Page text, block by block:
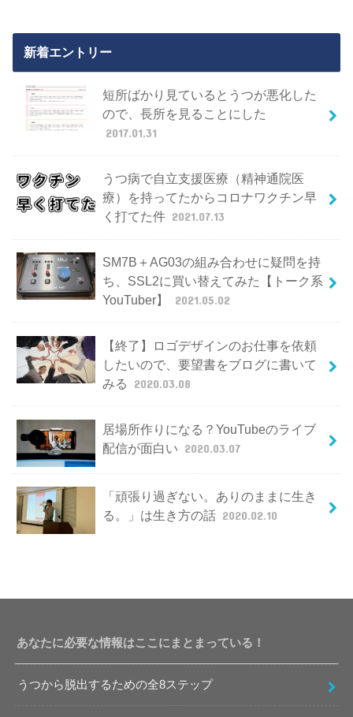
新着エントリー
短所ばかり見ているとうつが悪化した
ので、長所を見ることにした
2017.01.31
うつ病で自立支援医療（精神通院医
療）を持ってたからコロナワクチン早
く打てた件 2021.07.13
SM7B＋AG03の組み合わせに疑問を持
ち、SSL2に買い替えてみた【トーク系
YouTuber】
2021.05.02
【終了】ロゴデザインのお仕事を依頼
したいので、要望書をブログに書いて
みる
2020.03.08
居場所作りになる？YouTubeのライブ
配信が面白い 2020.03.07
「頑張り過ぎない。ありのままに生き
る。」は生き方の話 2020.02.10
あなたに必要な情報はここにまとまっている！
うつから脱出するための全8ステップ